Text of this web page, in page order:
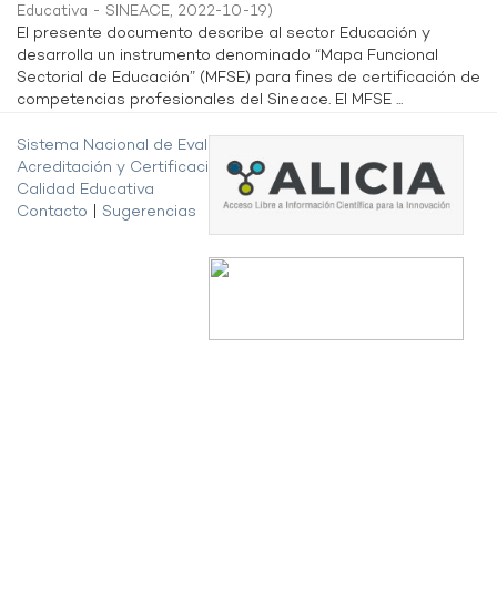
Educativa - SINEACE, 2022-10-19)
El presente documento describe al sector Educación y
desarrolla un instrumento denominado “Mapa Funcional
Sectorial de Educación” (MFSE) para fines de certificación de
competencias profesionales del Sineace. El MFSE ...
Sistema Nacional de Evaluación,
Acreditación y Certificación de la
Calidad Educativa
Contacto
Sugerencias